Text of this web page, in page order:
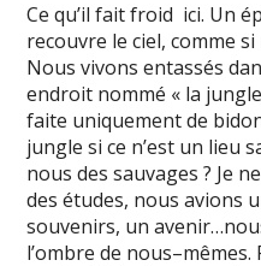
Ce qu’il fait froid ici. Un
recouvre le ciel, comme
Nous vivons entassés
endroit nommé « la
faite uniquement de
jungle si ce n’est un lieu
nous des sauvages ? Je
des études, nous avions
souvenirs, un
l’ombre de nous–mêmes.